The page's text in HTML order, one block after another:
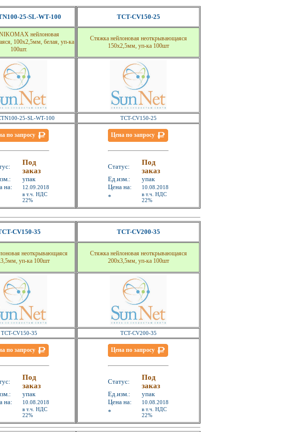
25-SL-WT-100
нейлоновая
100х2,5мм, белая, уп-ка
100шт.
25-SL-WT-100
по запросу
Под
заказ
упак
на:
12.09.2018
в т.ч. НДС
22%
TCT-CV150-25
Стяжка нейлоновая неоткрывающаяся
150x2,5мм, уп-ка 100шт
TCT-CV150-25
Цена по запросу
Статус:
Под
заказ
Ед.изм.:
упак
Цена на:
10.08.2018
*
в т.ч. НДС
22%
CV150-35
неоткрывающаяся
уп-ка 100шт
TCT-CV150-35
по запросу
Под
заказ
упак
на:
10.08.2018
в т.ч. НДС
22%
TCT-CV200-35
Стяжка нейлоновая неоткрывающаяся
200x3,5мм, уп-ка 100шт
TCT-CV200-35
Цена по запросу
Статус:
Под
заказ
Ед.изм.:
упак
Цена на:
10.08.2018
*
в т.ч. НДС
22%